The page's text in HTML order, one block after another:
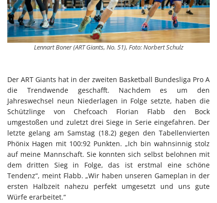
Lennart Boner (ART Giants, No. 51), Foto: Norbert Schulz
Der ART Giants hat in der zweiten Basketball Bundesliga Pro A
die Trendwende geschafft. Nachdem es um den
Jahreswechsel neun Niederlagen in Folge setzte, haben die
Schützlinge von Chefcoach Florian Flabb den Bock
umgestoßen und zuletzt drei Siege in Serie eingefahren. Der
letzte gelang am Samstag (18.2) gegen den Tabellenvierten
Phönix Hagen mit 100:92 Punkten. „Ich bin wahnsinnig stolz
auf meine Mannschaft. Sie konnten sich selbst belohnen mit
dem dritten Sieg in Folge, das ist erstmal eine schöne
Tendenz“, meint Flabb. „Wir haben unseren Gameplan in der
ersten Halbzeit nahezu perfekt umgesetzt und uns gute
Würfe erarbeitet.“